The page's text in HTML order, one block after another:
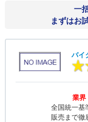
一
まずはお
バイ
業界
全国統一基
販売まで徹